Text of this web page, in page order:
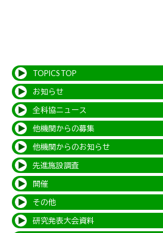
TOPICS TOP
お知らせ
全科協ニュース
他機関からの募集
他機関からのお知らせ
先進施設調査
開催
その他
研究発表大会資料